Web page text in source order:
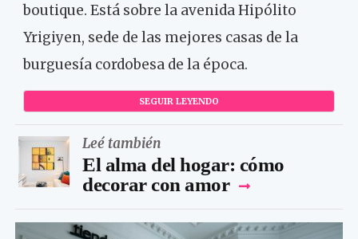
boutique. Está sobre la avenida Hipólito
Yrigiyen, sede de las mejores casas de la
burguesía cordobesa de la época.
SEGUIR LEYENDO
Leé también
El alma del hogar: cómo
decorar con amor